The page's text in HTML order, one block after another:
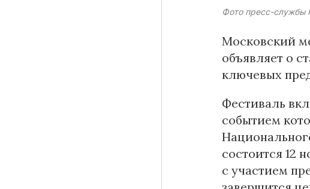
Фото пресс-службы
Московский
объявляет о
ключевых
Фестиваль
событием
состоится 12
с участием